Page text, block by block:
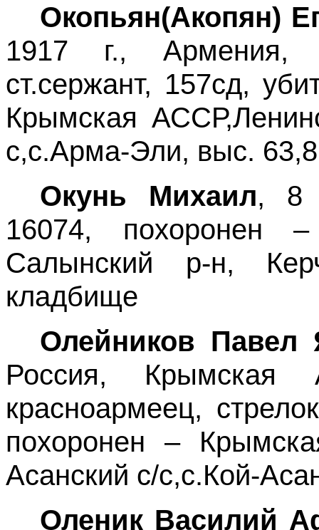
Окопьян(Акопян)
1917 г., Армения,
ст.сержант, 157сд,
Крымская
с,с.Арма-Эли, выс. 63,8
Окунь Михаил, 8
16074, похоронен
Салынский р-н,
кладбище
Олейников Павел
Россия, Крымская
красноармеец,
похоронен –
Асанский с/с,с.Кой-
Оленик Василий